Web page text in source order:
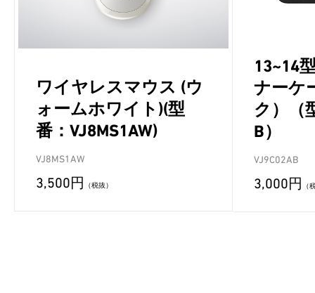
ワイヤレスマウス (ウ
ォームホワイト)(型
番：VJ8MS1AW)
VJ8MS1AW
3,500円 （税抜）
13~14
ナーケ
ク）（
B）
VJ9C02AB
3,000円 （